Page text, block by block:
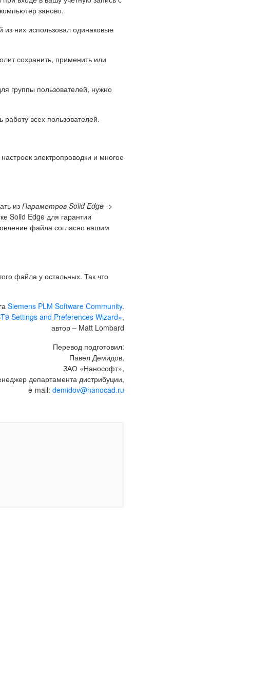
заново.
из них использовал одинаковые
сохранить, применить или
группы пользователей, нужно
всех пользователей.
электропроводки и многое
из Параметров Solid Edge ->
Solid Edge для гарантии
файла согласно вашим
файла у остальных. Так что
Siemens PLM Software Community.
Settings and Preferences Wizard»,
автор – Matt Lombard
Перевод подготовил:
Павел Демидов,
ЗАО «Нанософт»,
департамента дистрибуции,
e-mail: demidov@nanocad.ru